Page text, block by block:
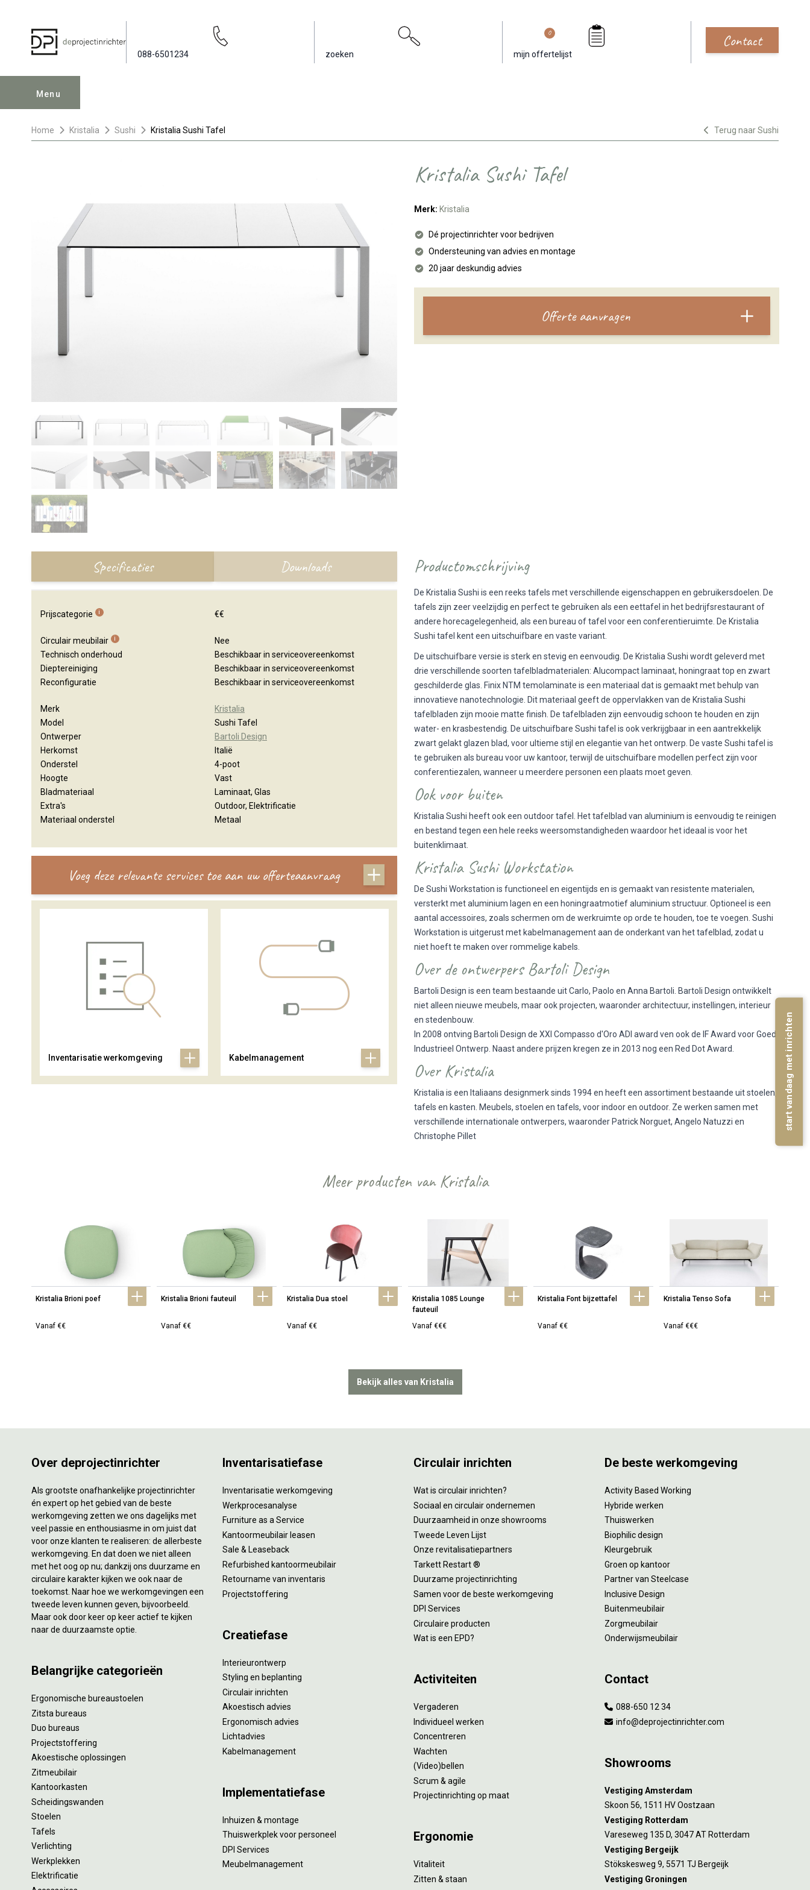
088-6501234 zoeken mijn offertelijst
0 Contact
Menu
Home Kristalia Sushi Kristalia Sushi Tafel Terug naar Sushi
Kristalia Sushi Tafel
Merk: Kristalia
Dé projectinrichter voor bedrijven
Ondersteuning van advies en montage
20 jaar deskundig advies
Offerte aanvragen
Specificaties Downloads
Prijscategorie i €€
Circulair meubilair i
Nee
Technisch onderhoud
Beschikbaar in serviceovereenkomst
Dieptereiniging
Beschikbaar in serviceovereenkomst
Reconfiguratie
Beschikbaar in serviceovereenkomst
Merk
Kristalia
Model
Sushi Tafel
Ontwerper
Bartoli Design
Herkomst
Italië
Onderstel
4-poot
Hoogte
Vast
Bladmateriaal
Laminaat, Glas
Extra's
Outdoor, Elektrificatie
Materiaal onderstel
Metaal
Voeg deze relevante services toe aan uw offerteaanvraag
Inventarisatie werkomgeving Kabelmanagement
Productomschrijving
De Kristalia Sushi is een reeks tafels met verschillende eigenschappen en gebruikersdoelen. De
tafels zijn zeer veelzijdig en perfect te gebruiken als een eettafel in het bedrijfsrestaurant of
andere horecagelegenheid, als een bureau of tafel voor een conferentieruimte. De Kristalia
Sushi tafel kent een uitschuifbare en vaste variant.
De uitschuifbare versie is sterk en stevig en eenvoudig. De Kristalia Sushi wordt geleverd met
drie verschillende soorten tafelbladmaterialen: Alucompact laminaat, honingraat top en zwart
geschilderde glas. Finix NTM temolaminate is een materiaal dat is gemaakt met behulp van
innovatieve nanotechnologie. Dit materiaal geeft de oppervlakken van de Kristalia Sushi
tafelbladen zijn mooie matte finish. De tafelbladen zijn eenvoudig schoon te houden en zijn
water- en krasbestendig. De uitschuifbare Sushi tafel is ook verkrijgbaar in een aantrekkelijk
zwart gelakt glazen blad, voor ultieme stijl en elegantie van het ontwerp. De vaste Sushi tafel is
te gebruiken als bureau voor uw kantoor, terwijl de uitschuifbare modellen perfect zijn voor
conferentiezalen, wanneer u meerdere personen een plaats moet geven.
Ook voor buiten
Kristalia Sushi heeft ook een outdoor tafel. Het tafelblad van aluminium is eenvoudig te reinigen
en bestand tegen een hele reeks weersomstandigheden waardoor het ideaal is voor het
buitenklimaat.
Kristalia Sushi Workstation
De Sushi Workstation is functioneel en eigentijds en is gemaakt van resistente materialen,
versterkt met aluminium lagen en een honingraatmotief aluminium structuur. Optioneel is een
aantal accessoires, zoals schermen om de werkruimte op orde te houden, toe te voegen. Sushi
Workstation is uitgerust met kabelmanagement aan de onderkant van het tafelblad, zodat u
niet hoeft te maken over rommelige kabels.
Over de ontwerpers Bartoli Design
Bartoli Design is een team bestaande uit Carlo, Paolo en Anna Bartoli. Bartoli Design ontwikkelt
niet alleen nieuwe meubels, maar ook projecten, waaronder architectuur, instellingen, interieur
en stedenbouw.
In 2008 ontving Bartoli Design de XXI Compasso d'Oro ADI award ven ook de IF Award voor Goed
Industrieel Ontwerp. Naast andere prijzen kregen ze in 2013 nog een Red Dot Award.
Over Kristalia
Kristalia is een Italiaans designmerk sinds 1994 en heeft een assortiment bestaande uit stoelen,
tafels en kasten. Meubels, stoelen en tafels, voor indoor en outdoor. Ze werken samen met
verschillende internationale ontwerpers, waaronder Patrick Norguet, Angelo Natuzzi en
Christophe Pillet
Meer producten van Kristalia
Kristalia Brioni poef
Vanaf €€
Kristalia Brioni fauteuil
Vanaf €€
Kristalia Dua stoel
Vanaf €€
Kristalia 1085 Lounge
fauteuil
Vanaf €€€
Kristalia Font bijzettafel
Vanaf €€
Kristalia Tenso Sofa
Vanaf €€€
Bekijk alles van Kristalia
Over deprojectinrichter
Als grootste onafhankelijke projectinrichter
én expert op het gebied van de beste
werkomgeving zetten we ons dagelijks met
veel passie en enthousiasme in om juist dat
voor onze klanten te realiseren: de allerbeste
werkomgeving. En dat doen we niet alleen
met het oog op nu; dankzij ons duurzame en
circulaire karakter kijken we ook naar de
toekomst. Naar hoe we werkomgevingen een
tweede leven kunnen geven, bijvoorbeeld.
Maar ook door keer op keer actief te kijken
naar de duurzaamste optie.
Belangrijke categorieën
Ergonomische bureaustoelen
Zitsta bureaus
Duo bureaus
Projectstoffering
Akoestische oplossingen
Zitmeubilair
Kantoorkasten
Scheidingswanden
Stoelen
Tafels
Verlichting
Werkplekken
Elektrificatie
Inventarisatiefase
Inventarisatie werkomgeving
Werkprocesanalyse
Furniture as a Service
Kantoormeubilair leasen
Sale & Leaseback
Refurbished kantoormeubilair
Retourname van inventaris
Projectstoffering
Creatiefase
Interieurontwerp
Styling en beplanting
Circulair inrichten
Akoestisch advies
Ergonomisch advies
Lichtadvies
Kabelmanagement
Implementatiefase
Inhuizen & montage
Thuiswerkplek voor personeel
DPI Services
Meubelmanagement
Circulair inrichten
Wat is circulair inrichten?
Sociaal en circulair ondernemen
Duurzaamheid in onze showrooms
Tweede Leven Lijst
Onze revitalisatiepartners
Tarkett Restart ®
Duurzame projectinrichting
Samen voor de beste werkomgeving
DPI Services
Circulaire producten
Wat is een EPD?
Activiteiten
Vergaderen
Individueel werken
Concentreren
Wachten
(Video)bellen
Scrum & agile
Projectinrichting op maat
Ergonomie
Vitaliteit
Zitten & staan
De beste werkomgeving
Activity Based Working
Hybride werken
Thuiswerken
Biophilic design
Kleurgebruik
Groen op kantoor
Partner van Steelcase
Inclusive Design
Buitenmeubilair
Zorgmeubilair
Onderwijsmeubilair
Contact
088-650 12 34
info@deprojectinrichter.com
Showrooms
Vestiging Amsterdam
Skoon 56, 1511 HV Oostzaan
Vestiging Rotterdam
Vareseweg 135 D, 3047 AT Rotterdam
Vestiging Bergeijk
Stökskesweg 9, 5571 TJ Bergeijk
Vestiging Groningen
start vandaag met inrichten